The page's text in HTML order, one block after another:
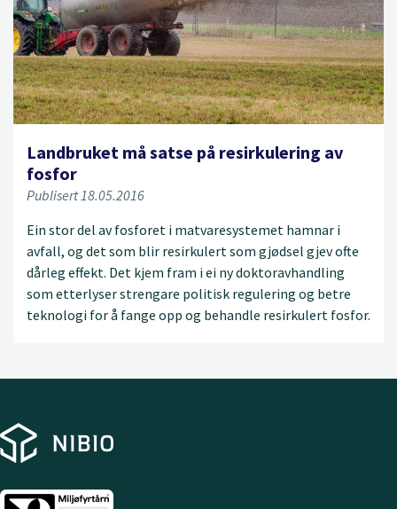
Landbruket må satse på resirkulering av
fosfor
Publisert 18.05.2016
Ein stor del av fosforet i matvaresystemet hamnar i
avfall, og det som blir resirkulert som gjødsel gjev ofte
dårleg effekt. Det kjem fram i ei ny doktoravhandling
som etterlyser strengare politisk regulering og betre
teknologi for å fange opp og behandle resirkulert fosfor.